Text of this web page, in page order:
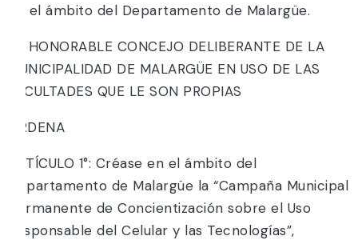
en el ámbito del Departamento de Malargüe.
EL HONORABLE CONCEJO DELIBERANTE DE LA
MUNICIPALIDAD DE MALARGÜE EN USO DE LAS
FACULTADES QUE LE SON PROPIAS
ORDENA
ARTÍCULO 1°: Créase en el ámbito del
Departamento de Malargüe la “Campaña Municipal
permanente de Concientización sobre el Uso
Responsable del Celular y las Tecnologías”,